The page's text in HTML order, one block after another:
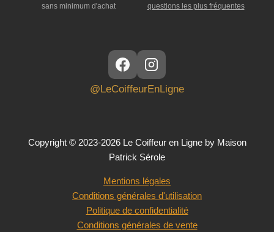
sans minimum d'achat
questions les plus fréquentes
@LeCoiffeurEnLigne
Copyright © 2023-2026 Le Coiffeur en Ligne by Maison
Patrick Sérole
Mentions légales
Conditions générales d'utilisation
Politique de confidentialité
Conditions générales de vente